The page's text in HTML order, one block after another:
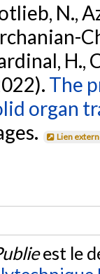
N.,
H.,
The
organ
Lien
est le